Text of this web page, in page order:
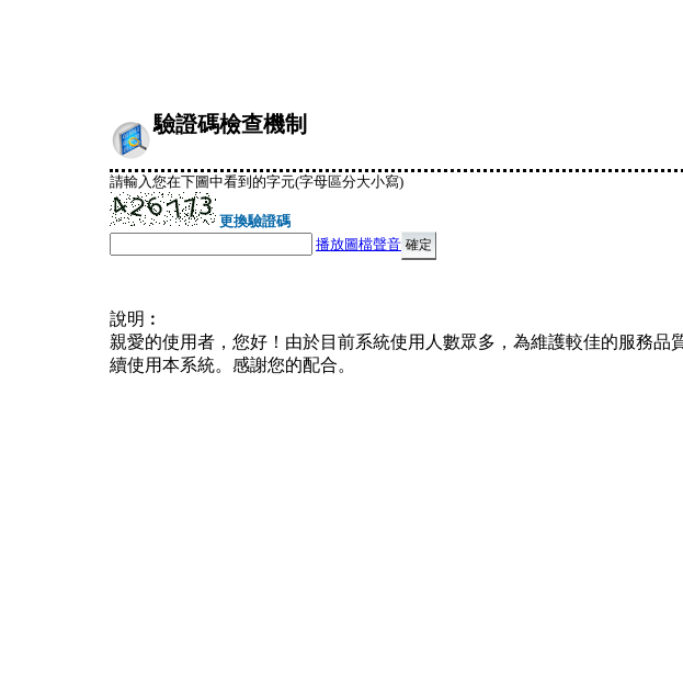
驗證碼檢查機制
請輸入您在下圖中看到的字元(字母區分大小寫)
更換驗證碼
播放圖檔聲音
說明︰
親愛的使用者，您好！由於目前系統使用人數眾多，為維護較佳的服務品
續使用本系統。感謝您的配合。